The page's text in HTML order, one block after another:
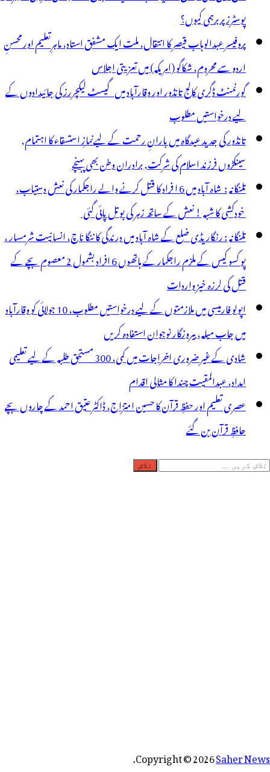
پوسٹرز پر برہمی کیوں؟
پروفیسر عبدالوہاب قیصر کا انتقال، ملت ایک مشفق استاد، ماہرِتعلیم اور محسنِ
اردو سے محروم، شکاگو (امریکہ) میں تعزیتی اجلاس
گورنمنٹ ڈگری کالج تانڈور اور وقارآباد میں گیسٹ لیکچررز کی جائیدادوں کے
لیے درخواستیں مطلوب
تانڈور کی جدید عیدگاہ میں بارانِ رحمت کے لیےنمازِ استسقاء کا اہتمام,
سینکڑوں فرزند اسلام کی شرکت, برادران وطن بھی پہنچے
تلنگانہ : شاہ آباد میں 6 ا فراد کا قتل کرنے والے راجکمار کی نعش دستیاب،
خودکشی کا شبہ ! نعش کے ساتھ زہر کی بوتل پائی گئی
تلنگانہ : رنگاریڈی ضلع کے شاہ آباد میں درندگی کا ننگا ناچ، انسانیت شرمسار ،
پو کسو کیس کے ملزم راجکمار کے ہاتھوں 6 افراد بشمول 2 معصوم بچے کے
قتل کی لرزہ خیز واردات
اپولو فارمیسی میں ملازمتوں کے لیے درخواستیں مطلوب، 10 جولائی کو وقارآباد
میں جاب میلہ، بیروزگار نوجوان استفادہ کریں
شادی کے غیر ضروری اخراجات میں کمی، 300 مستحق طلبہ کے لیے تعلیمی
امداد، عبدالمقیت چندا کا مثالی اقدام
عصری تعلیم اور حفظِ قرآن کا حسین امتزاج، ڈاکٹر عتیق احمد کے چاروں بچے
حافظِ قرآن بن گئے
تلاش
Copyright © 2026Saher News
.